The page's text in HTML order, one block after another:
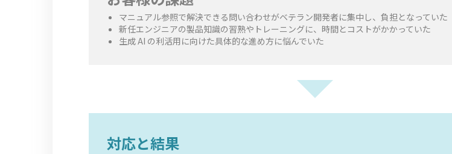
マニュアル参照で解決できる問い合わせがベテラン開発者に集中し、負担となっていた
新任エンジニアの製品知識の習熟やトレーニングに、時間とコストがかかっていた
生成 AI の利活用に向けた具体的な進め方に悩んでいた
対応と結果